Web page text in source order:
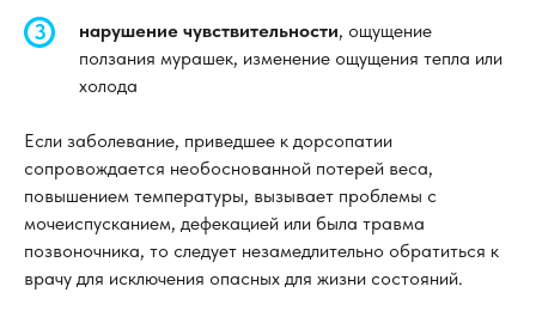
нарушение чувствительности, ощущение
ползания мурашек, изменение ощущения тепла или
холода
Если заболевание, приведшее к дорсопатии
сопровождается необоснованной потерей веса,
повышением температуры, вызывает проблемы с
мочеиспусканием, дефекацией или была травма
позвоночника, то следует незамедлительно обратиться к
врачу для исключения опасных для жизни состояний.